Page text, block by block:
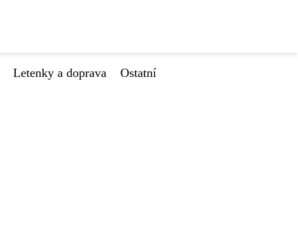
Letenky a doprava
Ostatní